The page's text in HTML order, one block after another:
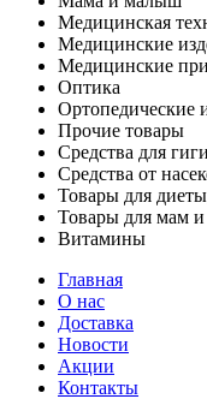
Медицинская
Медицинские
Медицинские
Оптика
Ортопедические
Прочие товары
Средства для
Средства от
Товары для
Товары для мам и
Витамины
Главная
О нас
Доставка
Новости
Акции
Контакты